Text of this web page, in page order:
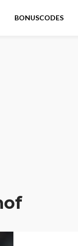
BONUSCODES